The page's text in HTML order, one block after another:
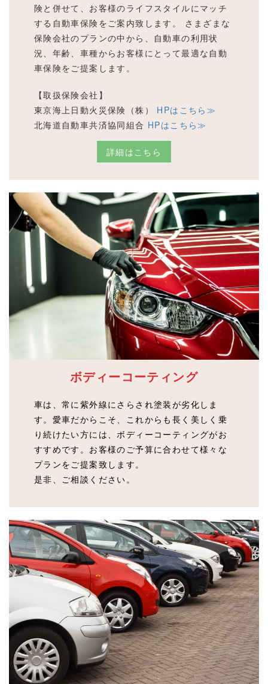
険と併せて、お客様のライフスタイルにマッチ
する自動車保険をご案内致します。 さまざまな
保険会社のプランの中から、自動車の利用状
況、年齢、車種からお客様にとって最適な自動
車保険をご提案します。
【取扱保険会社】
東京海上日動火災保険（株） HPはこちら≫
北海道自動車共済協同組合 HPはこちら≫
詳細はこちら
ボディーコーティング
車は、常に紫外線にさらされ塗装が劣化しま
す。愛車だからこそ、これからも長く美しく乗
り続けたい方には、ボディーコーティングがお
すすめです。お客様のご予算に合わせて様々な
プランをご提案致します。
是非、ご相談ください。